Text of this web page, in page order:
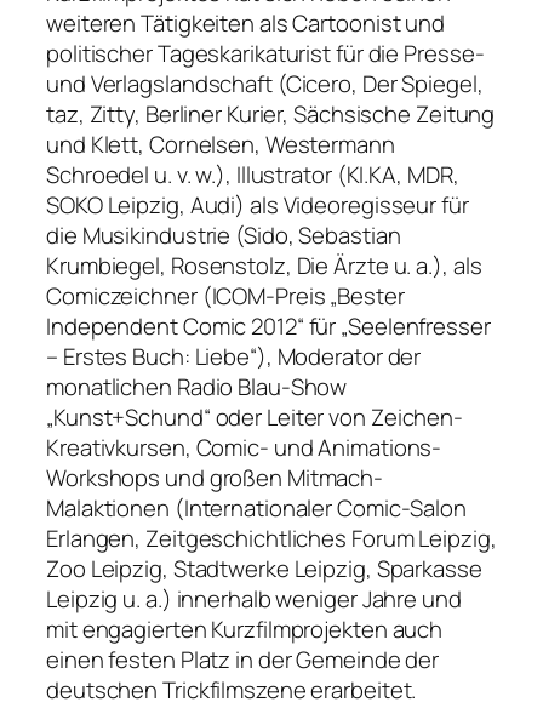
weiteren Tätigkeiten als Cartoonist und
politischer Tageskarikaturist für die Presse-
und Verlagslandschaft (Cicero, Der Spiegel,
taz, Zitty, Berliner Kurier, Sächsische Zeitung
und Klett, Cornelsen, Westermann
Schroedel u. v. w.), Illustrator (KI.KA, MDR,
SOKO Leipzig, Audi) als Videoregisseur für
die Musikindustrie (Sido, Sebastian
Krumbiegel, Rosenstolz, Die Ärzte u. a.), als
Comiczeichner (ICOM-Preis „Bester
Independent Comic 2012“ für „Seelenfresser
– Erstes Buch: Liebe“), Moderator der
monatlichen Radio Blau-Show
„Kunst+Schund“ oder Leiter von Zeichen-
Kreativkursen, Comic- und Animations-
Workshops und großen Mitmach-
Malaktionen (Internationaler Comic-Salon
Erlangen, Zeitgeschichtliches Forum Leipzig,
Zoo Leipzig, Stadtwerke Leipzig, Sparkasse
Leipzig u. a.) innerhalb weniger Jahre und
mit engagierten Kurzfilmprojekten auch
einen festen Platz in der Gemeinde der
deutschen Trickfilmszene erarbeitet.